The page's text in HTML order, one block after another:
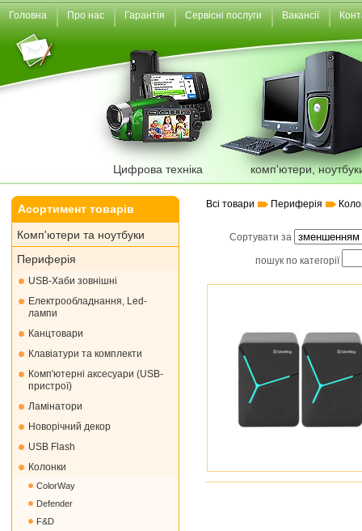
Головна Про нас Гарантія Сервісні послуги Вакансії
Цифрова техніка комп'ютери,
Асортимент товарів
Комп'ютери та ноутбуки
Периферія
USB-Хаби зовнішні
Електрообладнання, Led-
лампи
Канцтовари
Клавіатури та комплекти
Комп'ютерні аксесуари (USB-
пристрої)
Ламінатори
Новорічний декор
USB Flash
Колонки
ColorWay
Defender
F&D
Всі товари Периферія
Сортувати за
пошук по категорії